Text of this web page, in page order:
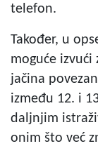
telefon.
Također, u
moguće
jačina
između 12. i
daljnjim
onim što već